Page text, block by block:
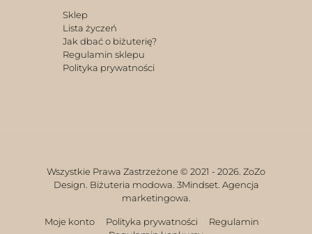
Sklep
Lista życzeń
Jak dbać o biżuterię?
Regulamin sklepu
Polityka prywatności
Wszystkie Prawa Zastrzeżone © 2021 - 2026. ZoZo
Design. Biżuteria modowa. 3Mindset. Agencja
marketingowa.
Moje konto Polityka prywatności
Regulamin